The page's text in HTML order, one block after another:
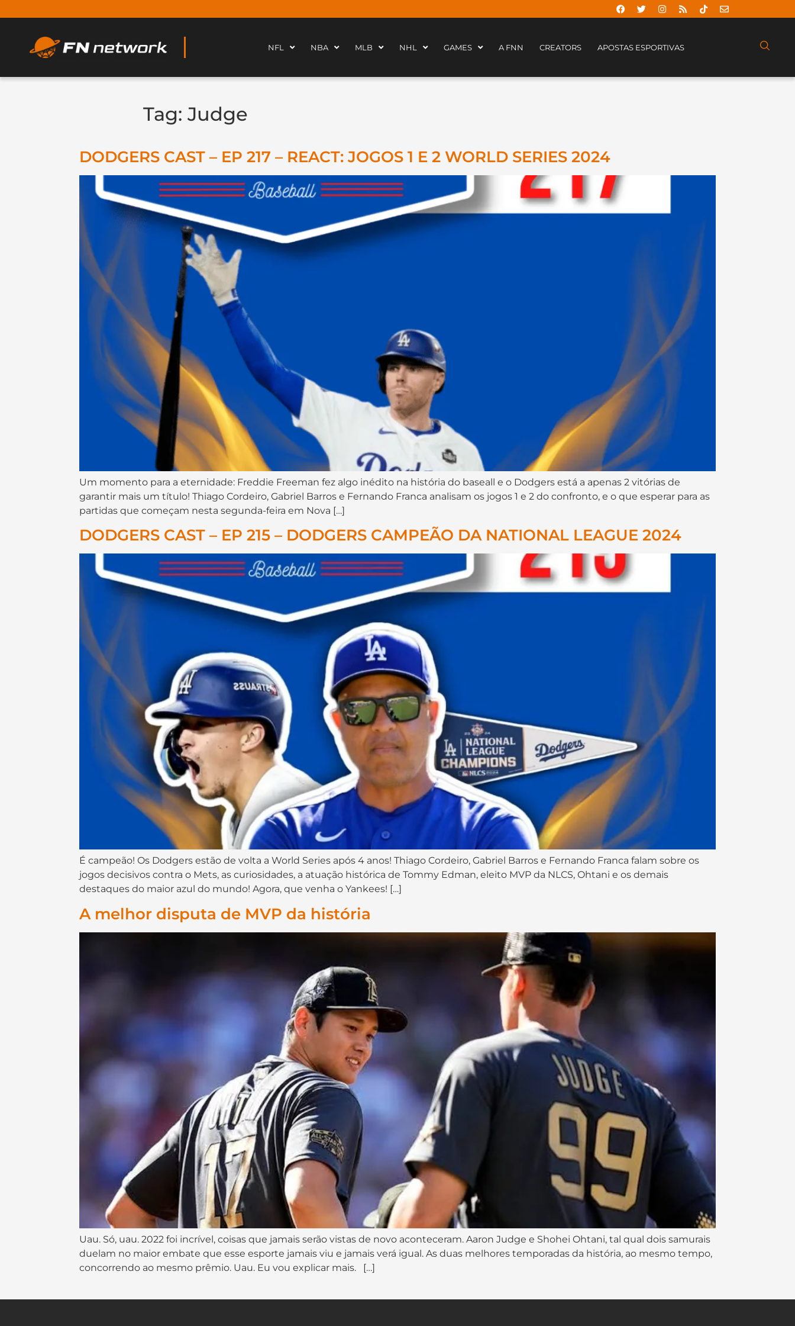
NFL NBA MLB NHL GAMES A FNN CREATORS APOSTAS ESPORTIVAS
Tag: Judge
DODGERS CAST – EP 217 – REACT: JOGOS 1 E 2 WORLD SERIES 2024
Um momento para a eternidade: Freddie Freeman fez algo inédito na história do baseall e o Dodgers está a apenas 2 vitórias de
garantir mais um título! Thiago Cordeiro, Gabriel Barros e Fernando Franca analisam os jogos 1 e 2 do confronto, e o que esperar para as
partidas que começam nesta segunda-feira em Nova […]
DODGERS CAST – EP 215 – DODGERS CAMPEÃO DA NATIONAL LEAGUE 2024
É campeão! Os Dodgers estão de volta a World Series após 4 anos! Thiago Cordeiro, Gabriel Barros e Fernando Franca falam sobre os
jogos decisivos contra o Mets, as curiosidades, a atuação histórica de Tommy Edman, eleito MVP da NLCS, Ohtani e os demais
destaques do maior azul do mundo! Agora, que venha o Yankees! […]
A melhor disputa de MVP da história
Uau. Só, uau. 2022 foi incrível, coisas que jamais serão vistas de novo aconteceram. Aaron Judge e Shohei Ohtani, tal qual dois samurais
duelam no maior embate que esse esporte jamais viu e jamais verá igual. As duas melhores temporadas da história, ao mesmo tempo,
concorrendo ao mesmo prêmio. Uau. Eu vou explicar mais. […]